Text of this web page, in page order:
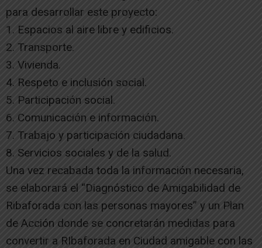
para desarrollar este proyecto:
1. Espacios al aire libre y edificios.
2. Transporte.
3. Vivienda.
4. Respeto e inclusión social.
5. Participación social.
6. Comunicación e información.
7. Trabajo y participación ciudadana.
8. Servicios sociales y de la salud.
Una vez recabada toda la información necesaria,
se elaborará el “Diagnóstico de Amigabilidad de
Ribaforada con las personas mayores” y un Plan
de Acción donde se concretarán medidas para
convertir a RIbaforada en Ciudad amigable con las